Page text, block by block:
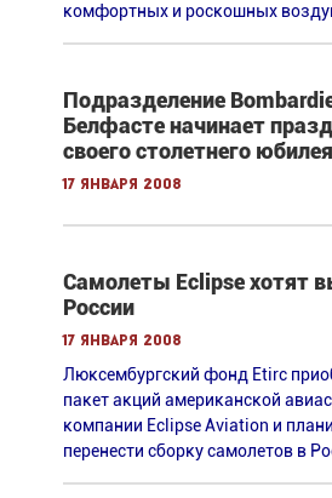
комфортных и роскошных
Подразделение
Белфасте начинает
своего столетнего юбилея
17 января 2008
Самолеты Eclipse хотят
России
17 января 2008
Люксембургский фонд Etirc
пакет акций американской
компании Eclipse Aviation и
перенести сборку самолетов в